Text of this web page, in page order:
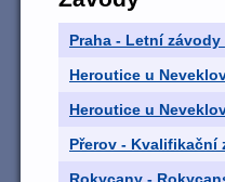
Praha - Letní
Heroutice u
Heroutice u
Přerov - Kvalifikační